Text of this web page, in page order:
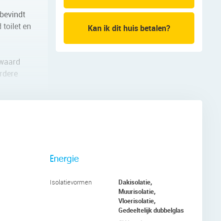
toilet en
en
de
Kan ik dit huis betalen?
Energie
Isolatievormen
Dakisolatie,
Muurisolatie,
Vloerisolatie,
Gedeeltelijk dubbelglas